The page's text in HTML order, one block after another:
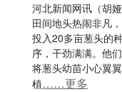
河北新闻网讯（胡
田间地头热闹非凡
投入20多亩葱头的
序，干劲满满。他
将葱头幼苗小心翼
植……更多